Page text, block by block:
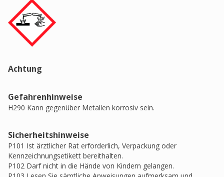
Achtung
Gefahrenhinweise
H290 Kann gegenüber Metallen korrosiv sein.
Sicherheitshinweise
P101 Ist ärztlicher Rat erforderlich, Verpackung oder
Kennzeichnungsetikett bereithalten.
P102 Darf nicht in die Hände von Kindern gelangen.